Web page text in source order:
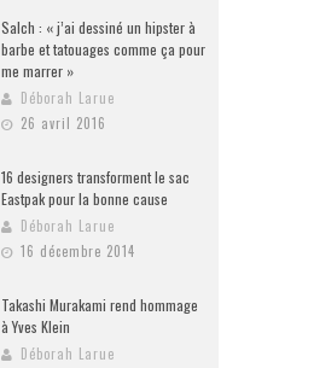
Salch : « j’ai dessiné un hipster à
barbe et tatouages comme ça pour
me marrer »
Déborah Larue
26 avril 2016
16 designers transforment le sac
Eastpak pour la bonne cause
Déborah Larue
16 décembre 2014
Takashi Murakami rend hommage
à Yves Klein
Déborah Larue